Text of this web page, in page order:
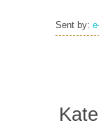
Sent by: